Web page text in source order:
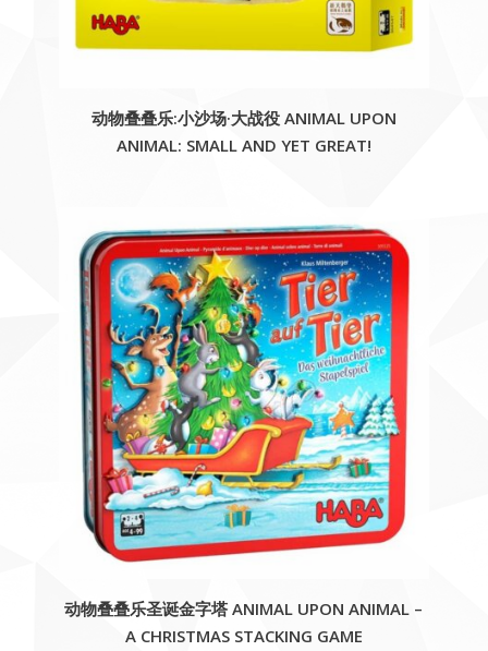
动物叠叠乐:小沙场·大战役 ANIMAL UPON
ANIMAL: SMALL AND YET GREAT!
动物叠叠乐圣诞金字塔 ANIMAL UPON ANIMAL –
A CHRISTMAS STACKING GAME